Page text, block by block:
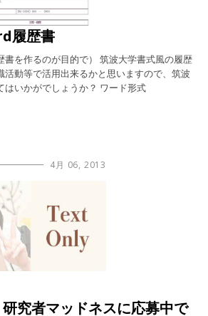
履歴書
書を作るのが目的で） 筑波大学書式風の履歴
活動等で活用出来るかと思いますので、筑波
はいかがでしょうか？ ワード形式
4月 06, 2013
究者マッドネスに応募中で